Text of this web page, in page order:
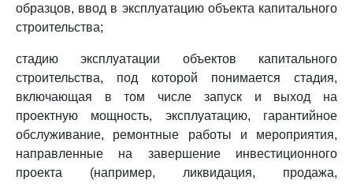
образцов, ввод в эксплуатацию объекта капитального
строительства;
стадию эксплуатации объектов капитального
строительства, под которой понимается стадия,
включающая в том числе запуск и выход на
проектную мощность, эксплуатацию, гарантийное
обслуживание, ремонтные работы и мероприятия,
направленные на завершение инвестиционного
проекта (например, ликвидация, продажа,